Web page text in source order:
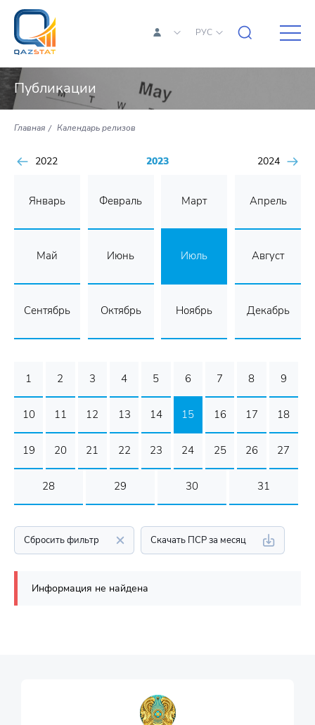
РУС
Публикации
Главная Календарь релизов
2022 2023 2024
Январь Февраль Март Апрель
Май Июнь Июль Август
Сентябрь Октябрь Ноябрь Декабрь
1 2 3 4 5 6 7 8 9
10 11 12 13 14 15 16 17 18
19 20 21 22 23 24 25 26 27
28 29 30 31
Сбросить фильтр Скачать ПСР за месяц
Информация не найдена